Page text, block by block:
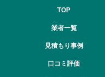
TOP
業者一覧
見積もり事例
口コミ評価